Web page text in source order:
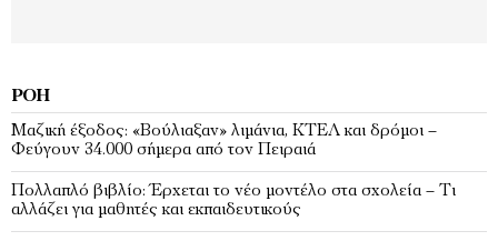
ΡΟΉ
Μαζική έξοδος: «Βούλιαξαν» λιμάνια, ΚΤΕΛ και δρόμοι –
Φεύγουν 34.000 σήμερα από τον Πειραιά
Πολλαπλό βιβλίο: Έρχεται το νέο μοντέλο στα σχολεία – Τι
αλλάζει για μαθητές και εκπαιδευτικούς